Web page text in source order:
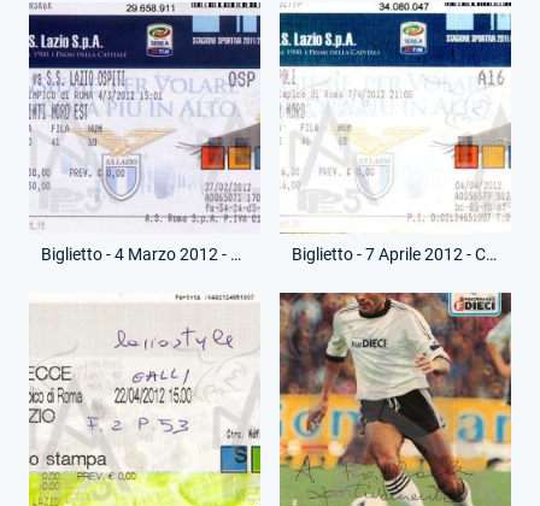
Biglietto - 4 Marzo 2012 - Campionato Serie A - Roma-Lazio Biglietto - 7 Aprile 2012 - Campionato Serie A - Lazio-Napoli